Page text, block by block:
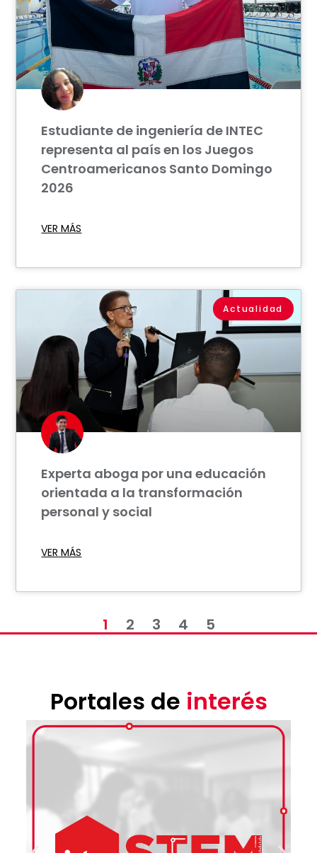
Estudiante de ingeniería de INTEC
representa al país en los Juegos
Centroamericanos Santo Domingo
2026
VER MÁS
Actualidad
Experta aboga por una educación
orientada a la transformación
personal y social
VER MÁS
1 2 3 4 5
Portales de interés